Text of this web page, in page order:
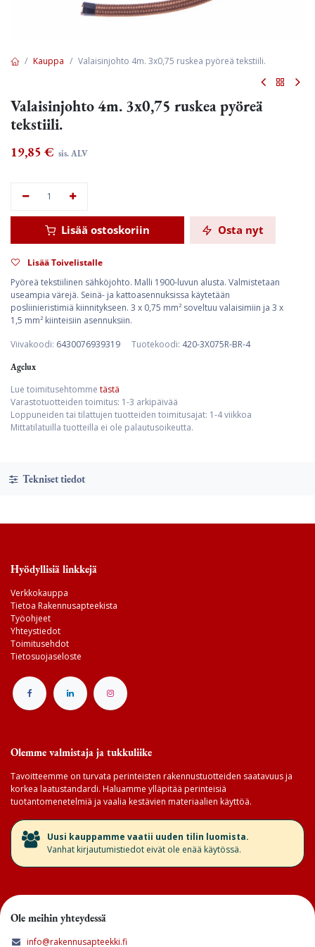
Kauppa Valaisinjohto 4m. 3x0,75 ruskea pyöreä tekstiili.
Valaisinjohto 4m. 3x0,75 ruskea pyöreä
tekstiili.
19,85 € sis. ALV
Lisää ostoskoriin Osta nyt
Lisää Toivelistalle
Pyöreä tekstiilinen sähköjohto. Malli 1900-luvun alusta. Valmistetaan
useampia värejä. Seinä- ja kattoasennuksissa käytetään
posliinieristimiä kiinnitykseen. 3 x 0,75 mm² soveltuu valaisimiin ja 3 x
1,5 mm² kiinteisiin asennuksiin.
Viivakoodi: 6430076939319 Tuotekoodi: 420-3X075R-BR-4
Agelux
Lue toimitusehtomme tästä
Varastotuotteiden toimitus: 1-3 arkipäivää
Loppuneiden tai tilattujen tuotteiden toimitusajat: 1-4 viikkoa
Mittatilatuilla tuotteilla ei ole palautusoikeutta.
Tekniset tiedot
Hyödyllisiä linkkejä
Verkkokauppa
Tietoa Rakennusapteekista
Työohjeet
Yhteystiedot
Toimitusehdot
Tietosuojaseloste
Olemme valmistaja ja tukkuliike
Tavoitteemme on turvata perinteisten rakennustuotteiden saatavuus ja
korkea laatustandardi. Haluamme ylläpitää perinteisiä
tuotantomenetelmiä ja vaalia kestävien materiaalien käyttöä.
​Uusi kauppamme vaatii uuden tilin luomista.
Vanhat kirjautumistiedot eivät ole enää käytössä.
Ole meihin yhteydessä
info@rakennusapteekki.fi